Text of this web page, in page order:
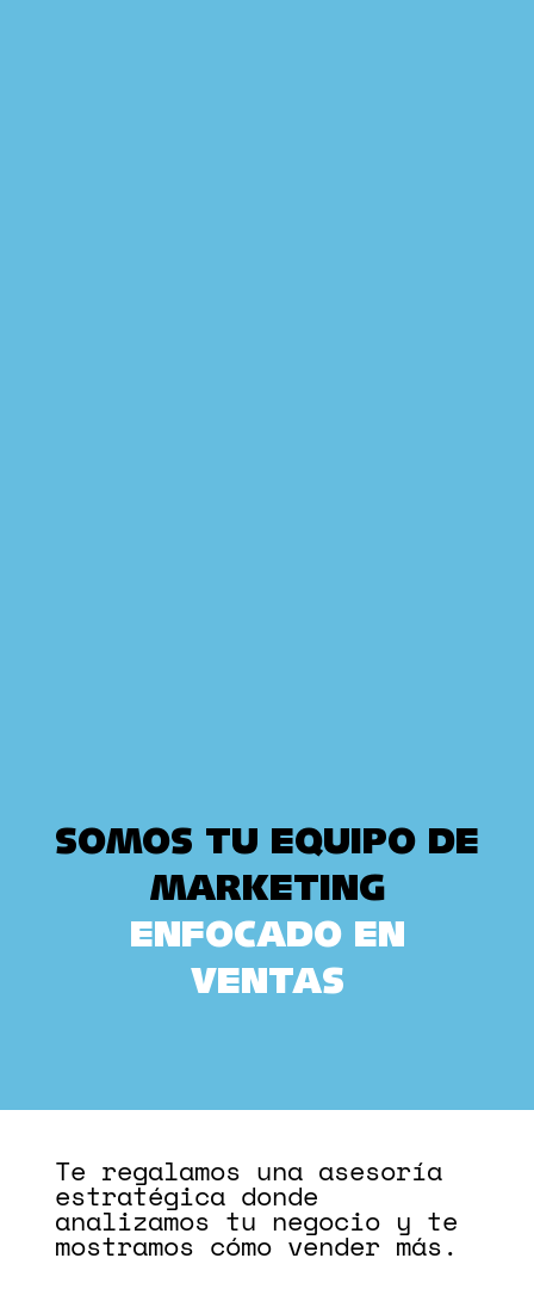
SOMOS TU EQUIPO DE
MARKETING
ENFOCADO EN
VENTAS
Te regalamos una asesoría
estratégica donde
analizamos tu negocio y te
mostramos cómo vender más.